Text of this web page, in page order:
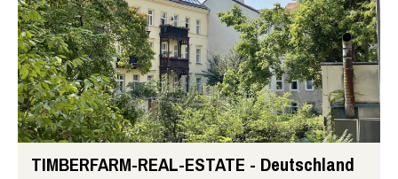
TIMBERFARM-REAL-ESTATE - Deutschland